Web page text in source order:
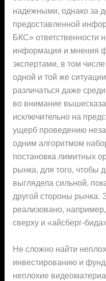
надежными, однако за
предоставленной
БКС» ответственности
информация и мнения
экспертами, в том
одной и той же
различаться даже
во внимание
исключительно на
ущерб проведению
одним алгоритмом
постановка лимитных
рынка, для того, чтобы
выглядела сильной,
другой стороны рынка.
реализовано,
сверху и «айсберг-
Не сложно найти
инвестированию и
неплохие